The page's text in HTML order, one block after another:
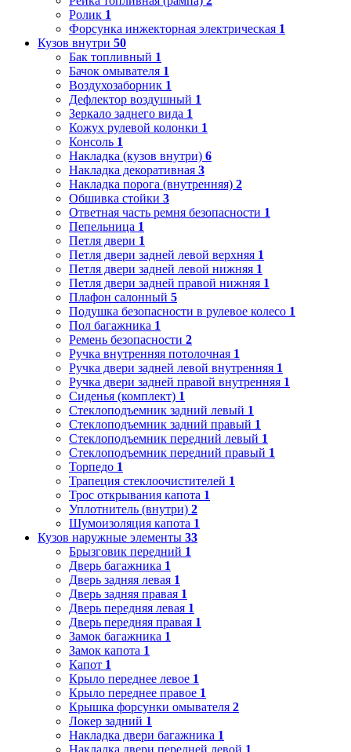
Ролик 1
Форсунка инжекторная электрическая 1
Кузов внутри 50
Бак топливный 1
Бачок омывателя 1
Воздухозаборник 1
Дефлектор воздушный 1
Зеркало заднего вида 1
Кожух рулевой колонки 1
Консоль 1
Накладка (кузов внутри) 6
Накладка декоративная 3
Накладка порога (внутренняя) 2
Обшивка стойки 3
Ответная часть ремня безопасности 1
Пепельница 1
Петля двери 1
Петля двери задней левой верхняя 1
Петля двери задней левой нижняя 1
Петля двери задней правой нижняя 1
Плафон салонный 5
Подушка безопасности в рулевое колесо 1
Пол багажника 1
Ремень безопасности 2
Ручка внутренняя потолочная 1
Ручка двери задней левой внутренняя 1
Ручка двери задней правой внутренняя 1
Сиденья (комплект) 1
Стеклоподъемник задний левый 1
Стеклоподъемник задний правый 1
Стеклоподъемник передний левый 1
Стеклоподъемник передний правый 1
Торпедо 1
Трапеция стеклоочистителей 1
Трос открывания капота 1
Уплотнитель (внутри) 2
Шумоизоляция капота 1
Кузов наружные элементы 33
Брызговик передний 1
Дверь багажника 1
Дверь задняя левая 1
Дверь задняя правая 1
Дверь передняя левая 1
Дверь передняя правая 1
Замок багажника 1
Замок капота 1
Капот 1
Крыло переднее левое 1
Крыло переднее правое 1
Крышка форсунки омывателя 2
Локер задний 1
Накладка двери багажника 1
Накладка двери передней левой 1